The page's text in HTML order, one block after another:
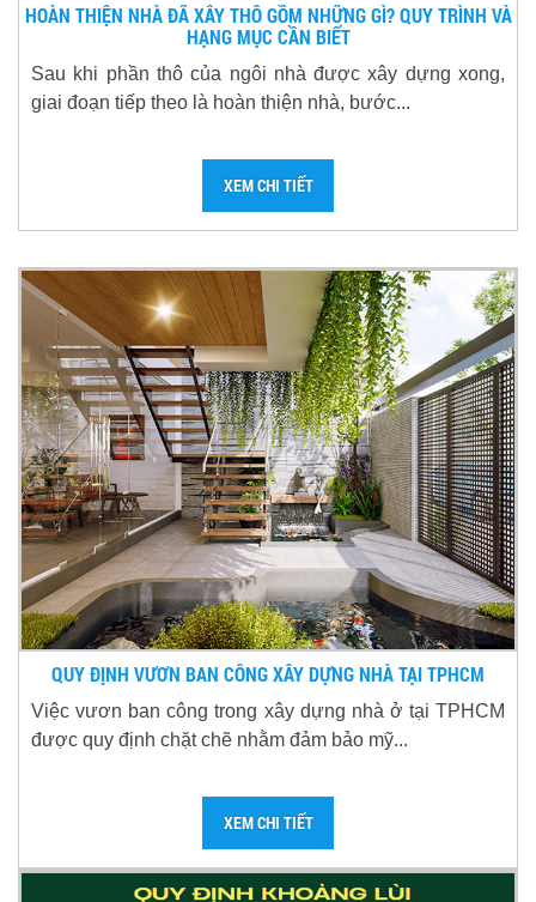
HOÀN THIỆN NHÀ ĐÃ XÂY THÔ GỒM NHỮNG GÌ? QUY TRÌNH VÀ
HẠNG MỤC CẦN BIẾT
Sau khi phần thô của ngôi nhà được xây dựng xong,
giai đoạn tiếp theo là hoàn thiện nhà, bước...
XEM CHI TIẾT
QUY ĐỊNH VƯƠN BAN CÔNG XÂY DỰNG NHÀ TẠI TPHCM
Việc vươn ban công trong xây dựng nhà ở tại TPHCM
được quy định chặt chẽ nhằm đảm bảo mỹ...
XEM CHI TIẾT